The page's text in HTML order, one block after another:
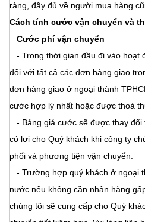
ràng, đầy đủ về người mua hàng
Cách tính cước vận chuyển và
Cước phí vận chuyển
- Trong thời gian đầu đi vào hoạt
đối với tất cả các đơn hàng giao
đơn hàng giao ở ngoại thành
cước hợp lý nhất hoặc được thoả
- Bảng giá cước sẽ được thay
có lợi cho Quý khách khi công ty
phối và phương tiện vận chuyển.
- Trường hợp quý khách ở ngoại
nước nếu không cần nhận hàng
chúng tôi sẽ cung cấp cho Quý